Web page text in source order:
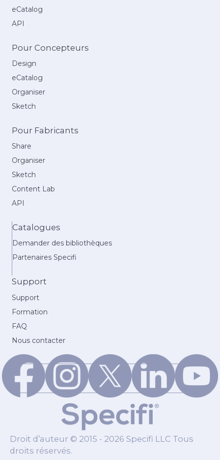
eCatalog
API
Pour Concepteurs
Design
eCatalog
Organiser
Sketch
Pour Fabricants
Share
Organiser
Sketch
Content Lab
API
Catalogues
Demander des bibliothèques
Partenaires Specifi
Support
Support
Formation
FAQ
Nous contacter
Droit d’auteur © 2015 - 2026 Specifi LLC Tous
droits réservés.